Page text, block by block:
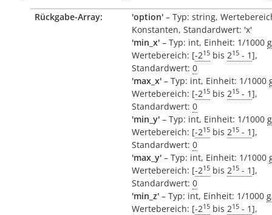
Rückgabe-Array: 'option' – Typ: string,
Konstanten, Standardwert: 'x'
'min_x' – Typ: int, Einheit: 1/1000
Wertebereich: [-215 bis 215 - 1],
Standardwert: 0
'max_x' – Typ: int, Einheit: 1/1000
Wertebereich: [-215 bis 215 - 1],
Standardwert: 0
'min_y' – Typ: int, Einheit: 1/1000
Wertebereich: [-215 bis 215 - 1],
Standardwert: 0
'max_y' – Typ: int, Einheit: 1/1000
Wertebereich: [-215 bis 215 - 1],
Standardwert: 0
'min_z' – Typ: int, Einheit: 1/1000
Wertebereich: [-215 bis 215 - 1],